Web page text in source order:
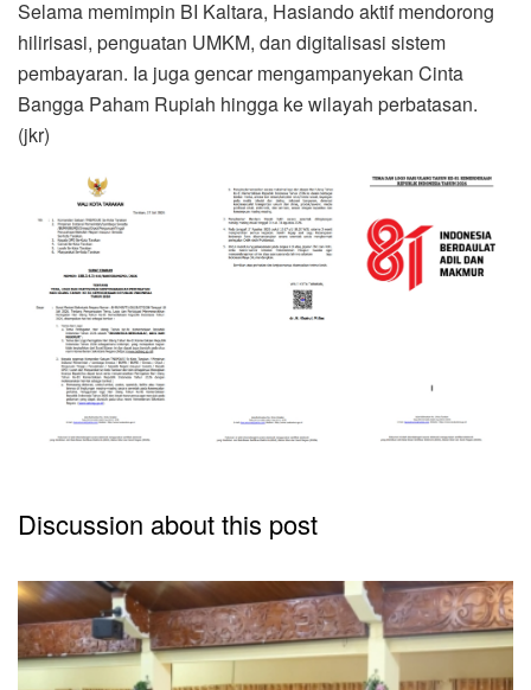
Selama memimpin BI Kaltara, Hasiando aktif mendorong
hilirisasi, penguatan UMKM, dan digitalisasi sistem
pembayaran. Ia juga gencar mengampanyekan Cinta
Bangga Paham Rupiah hingga ke wilayah perbatasan.
(jkr)
Discussion about this post